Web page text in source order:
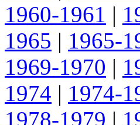
1960-1961 |
1965 | 1965-
1969-1970 |
1974 | 1974-
1978-1979 |